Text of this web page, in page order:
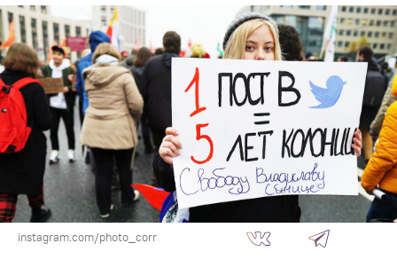
instagram.com/photo_corr